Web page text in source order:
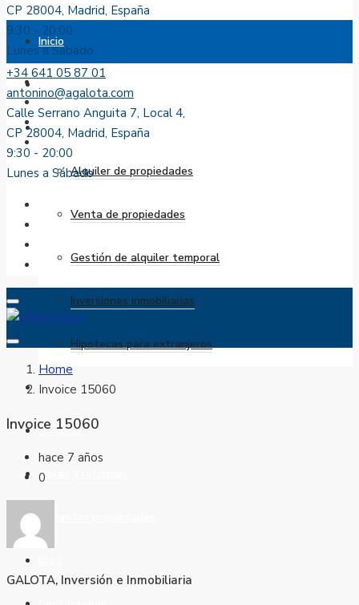
CP 28004, Madrid, España
9:30 - 20:00
Lunes a Sábado
Inicio
Sobre nosotros
Servicios
Alquiler de propiedades
Venta de propiedades
Gestión de alquiler temporal
Inversiones inmobiliarias
Hipotecas para extranjeros
Alquilar
Comprar
Obras y reformas
Todas las propiedades
+34 641 05 87 01
antonino@agalota.com
Calle Serrano Anguita 7, Local 4,
CP 28004, Madrid, España
9:30 - 20:00
Lunes a Sábado
Home
Invoice 15060
Invoice 15060
hace 7 años
0
GALOTA, Inversión e Inmobiliaria